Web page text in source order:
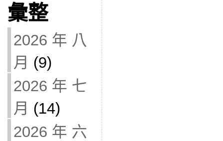
彙整
2026 年 八
月 (9)
2026 年 七
月 (14)
2026 年 六